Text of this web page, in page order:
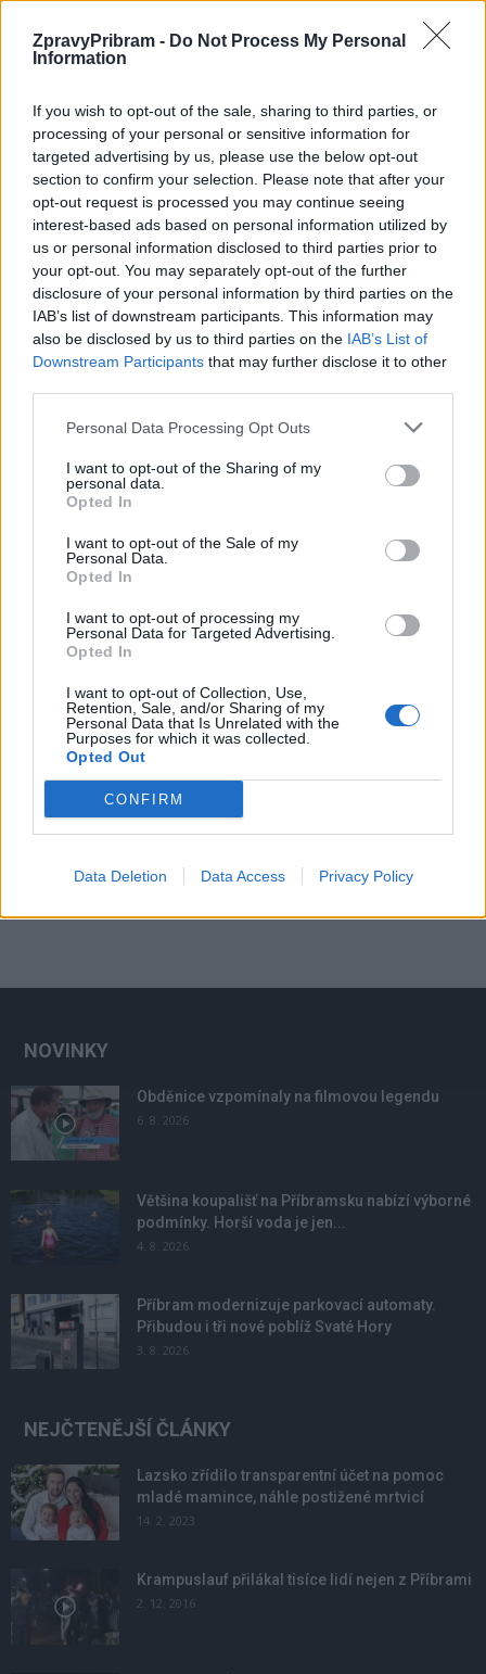
ZpravyPribram - Do Not Process My Personal
Information
If you wish to opt-out of the sale, sharing to third parties, or
processing of your personal or sensitive information for
targeted advertising by us, please use the below opt-out
section to confirm your selection. Please note that after your
opt-out request is processed you may continue seeing
interest-based ads based on personal information utilized by
us or personal information disclosed to third parties prior to
your opt-out. You may separately opt-out of the further
disclosure of your personal information by third parties on the
IAB’s list of downstream participants. This information may
also be disclosed by us to third parties on the IAB’s List of
Downstream Participants that may further disclose it to other
Personal Data Processing Opt Outs
I want to opt-out of the Sharing of my
personal data.
Opted In
I want to opt-out of the Sale of my
Personal Data.
Opted In
I want to opt-out of processing my
Personal Data for Targeted Advertising.
Opted In
I want to opt-out of Collection, Use,
Retention, Sale, and/or Sharing of my
Personal Data that Is Unrelated with the
Purposes for which it was collected.
Opted Out
CONFIRM
Data Deletion Data Access Privacy Policy
Předchozí článek
Po dubnovém propuštění
z vězení znovu kradl – i na faře
Následující článek
Fit senior se přesunul do on-line
prostředí
SOUVISEJÍCÍ ČLÁNKY
VÍCE OD AUTORA
Většina koupališť na Příbramsku nabízí
výborné podmínky. Horší voda je jen na
Živohošti
Zpravodajství
Příbram modernizuje parkovací automaty.
Zpravodajství
Středočeský kraj upravil pravidla soutěže.
Obce nově získají body i za předcházení
vzniku odpadu
NOVINKY
Obděnice vzpomínaly na filmovou legendu
6. 8. 2026
Většina koupališť na Příbramsku nabízí výborné
podmínky. Horší voda je jen...
4. 8. 2026
Příbram modernizuje parkovací automaty.
Přibudou i tři nové poblíž Svaté Hory
3. 8. 2026
NEJČTENĚJŠÍ ČLÁNKY
Lazsko zřídilo transparentní účet na pomoc
mladé mamince, náhle postižené mrtvicí
14. 2. 2023
Krampuslauf přilákal tisíce lidí nejen z Příbrami
2. 12. 2016